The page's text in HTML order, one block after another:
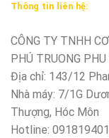
Thông tin liên hệ:
CÔNG TY TNHH
PHÚ TRUONG
Địa chỉ: 143/12
Nhà máy: 7/1G
Thượng, Hóc Môn
Hotline: